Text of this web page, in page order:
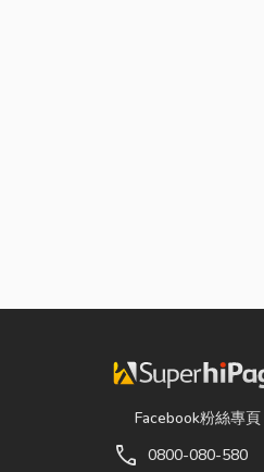
Facebook粉絲專頁
call 0800-080-580